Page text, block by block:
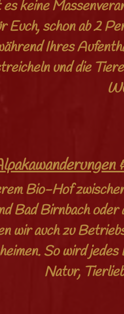
es keine
Euch, schon ab 2
Ihres
und die
Bio-Hof
Bad Birnbach
wir auch zu
So wird
Natur,